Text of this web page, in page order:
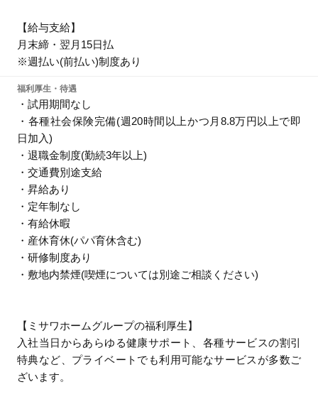
【給与支給】
月末締・翌月15日払
※週払い(前払い)制度あり
福利厚生・待遇
・試用期間なし
・各種社会保険完備(週20時間以上かつ月8.8万円以上で即
日加入)
・退職金制度(勤続3年以上)
・交通費別途支給
・昇給あり
・定年制なし
・有給休暇
・産休育休(パパ育休含む)
・研修制度あり
・敷地内禁煙(喫煙については別途ご相談ください)
【ミサワホームグループの福利厚生】
入社当日からあらゆる健康サポート、各種サービスの割引
特典など、プライベートでも利用可能なサービスが多数ご
ざいます。